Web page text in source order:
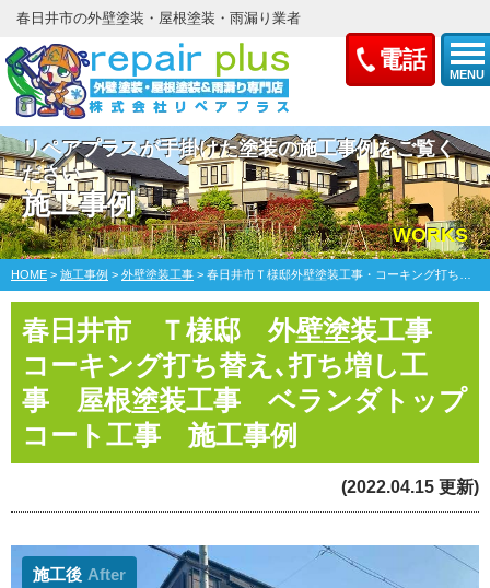
電話
MENU
春日井市の外壁塗装・屋根塗装・雨漏り業者
リペアプラスが手掛けた塗装の施工事例をご覧く
ださい
施工事例
WORKS
HOME > 施工事例 > 外壁塗装工事 > 春日井市Ｔ様邸外壁塗装工事・コーキング打ち替え､打ち増し工事・屋根塗装工事・ベランダトップコート工事
春日井市 Ｔ様邸 外壁塗装工事
コーキング打ち替え､打ち増し工
事 屋根塗装工事 ベランダトップ
コート工事 施工事例
(2022.04.15 更新)
施工後 After